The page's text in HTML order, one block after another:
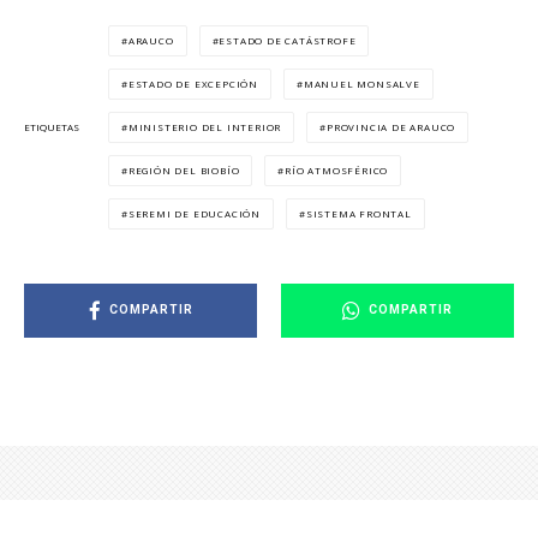
ETIQUETAS
ARAUCO ESTADO DE CATÁSTROFE
ESTADO DE EXCEPCIÓN MANUEL MONSALVE
MINISTERIO DEL INTERIOR PROVINCIA DE ARAUCO
REGIÓN DEL BIOBÍO RÍO ATMOSFÉRICO
SEREMI DE EDUCACIÓN SISTEMA FRONTAL
COMPARTIR COMPARTIR